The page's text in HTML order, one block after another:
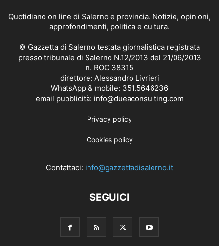
Quotidiano on line di Salerno e provincia. Notizie, opinioni,
approfondimenti, politica e cultura.
© Gazzetta di Salerno testata giornalistica registrata
presso tribunale di Salerno N.12/2013 del 21/06/2013
n. ROC 38315
direttore: Alessandro Livrieri
WhatsApp & mobile: 351.5646236
email pubblicità: info@dueaconsulting.com
Privacy policy
Cookies policy
Contattaci: info@gazzettadisalerno.it
SEGUICI